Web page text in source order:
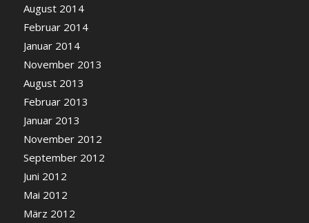
August 2014
Februar 2014
Januar 2014
November 2013
August 2013
Februar 2013
Januar 2013
November 2012
September 2012
Juni 2012
Mai 2012
März 2012